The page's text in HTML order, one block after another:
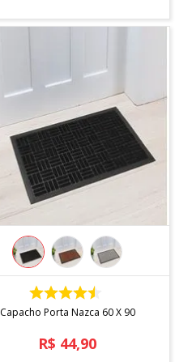
COMPRAR
Capacho Porta Nazca 60 X 90
R$ 44,90